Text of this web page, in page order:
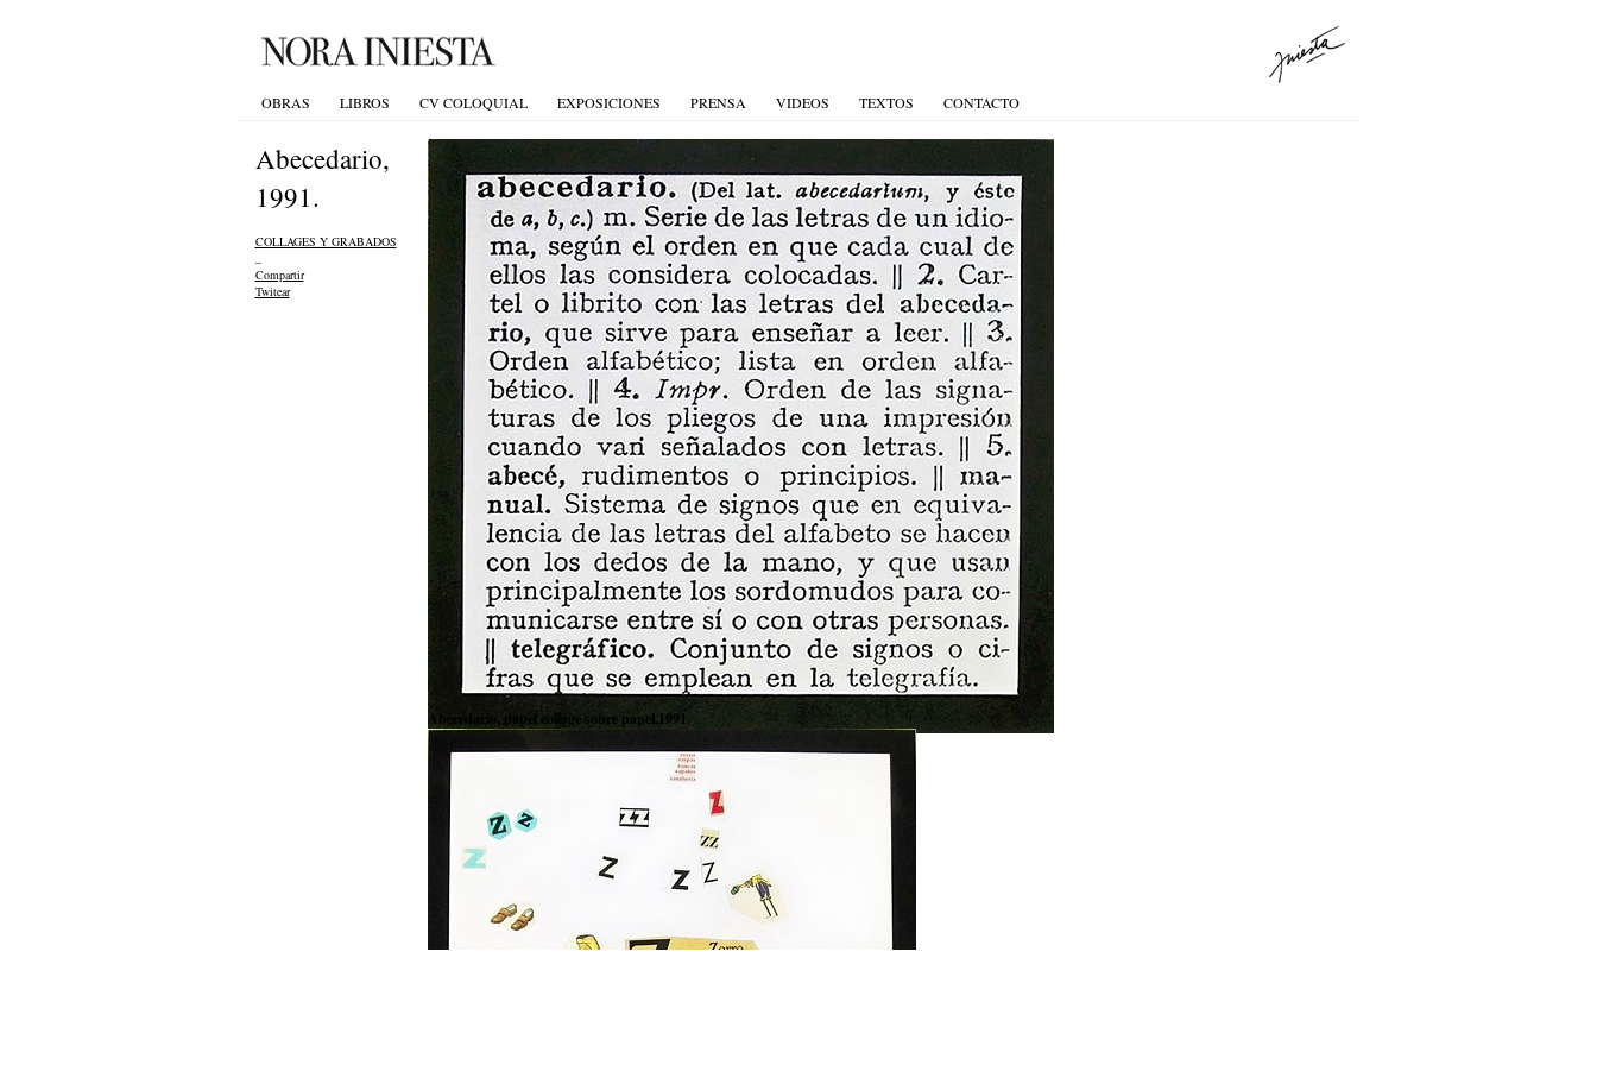
OBRAS LIBROS CV COLOQUIAL EXPOSICIONES PRENSA VIDEOS TEXTOS CONTACTO
Abecedario,
1991.
COLLAGES Y GRABADOS
Compartir
Twitear
Abecedario, papel collage sobre papel,1991.